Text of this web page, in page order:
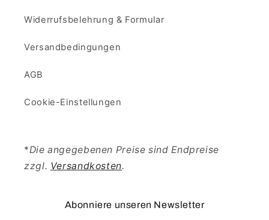
Widerrufsbelehrung & Formular
Versandbedingungen
AGB
Cookie-Einstellungen
*Die angegebenen Preise sind Endpreise
zzgl. Versandkosten.
Abonniere unseren Newsletter